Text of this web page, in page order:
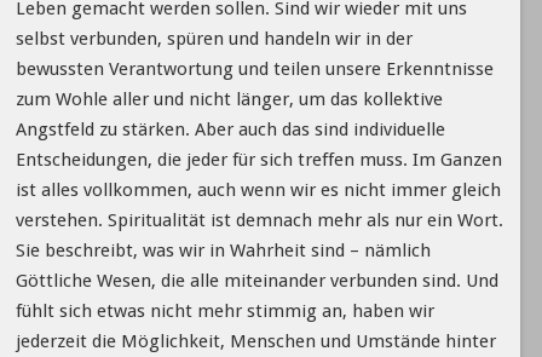
Leben gemacht werden sollen. Sind wir wieder mit uns
selbst verbunden, spüren und handeln wir in der
bewussten Verantwortung und teilen unsere Erkenntnisse
zum Wohle aller und nicht länger, um das kollektive
Angstfeld zu stärken. Aber auch das sind individuelle
Entscheidungen, die jeder für sich treffen muss. Im Ganzen
ist alles vollkommen, auch wenn wir es nicht immer gleich
verstehen. Spiritualität ist demnach mehr als nur ein Wort.
Sie beschreibt, was wir in Wahrheit sind – nämlich
Göttliche Wesen, die alle miteinander verbunden sind. Und
fühlt sich etwas nicht mehr stimmig an, haben wir
jederzeit die Möglichkeit, Menschen und Umstände hinter